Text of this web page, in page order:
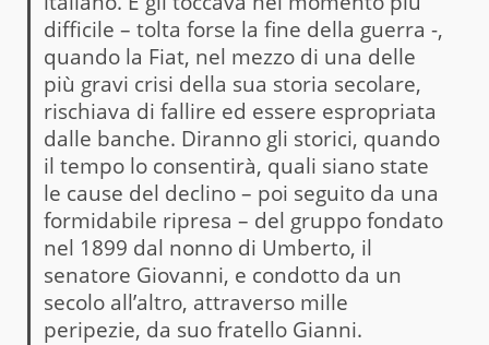
difficile – tolta forse la fine della guerra -,
quando la Fiat, nel mezzo di una delle
più gravi crisi della sua storia secolare,
rischiava di fallire ed essere espropriata
dalle banche. Diranno gli storici, quando
il tempo lo consentirà, quali siano state
le cause del declino – poi seguito da una
formidabile ripresa – del gruppo fondato
nel 1899 dal nonno di Umberto, il
senatore Giovanni, e condotto da un
secolo all’altro, attraverso mille
peripezie, da suo fratello Gianni.